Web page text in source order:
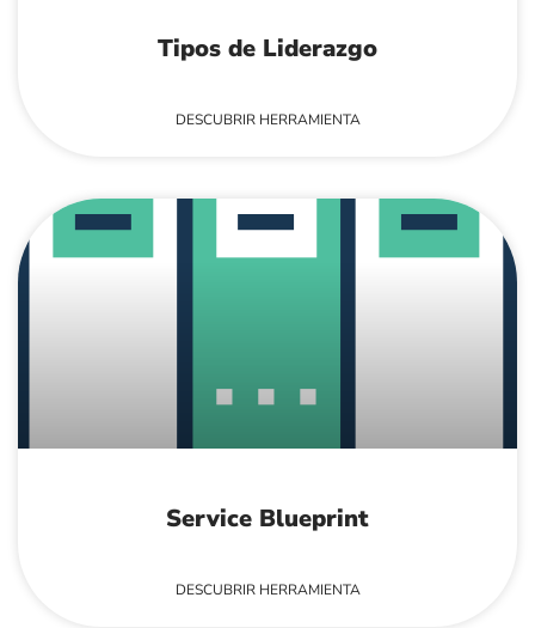
Tipos de Liderazgo
DESCUBRIR HERRAMIENTA
Service Blueprint
DESCUBRIR HERRAMIENTA